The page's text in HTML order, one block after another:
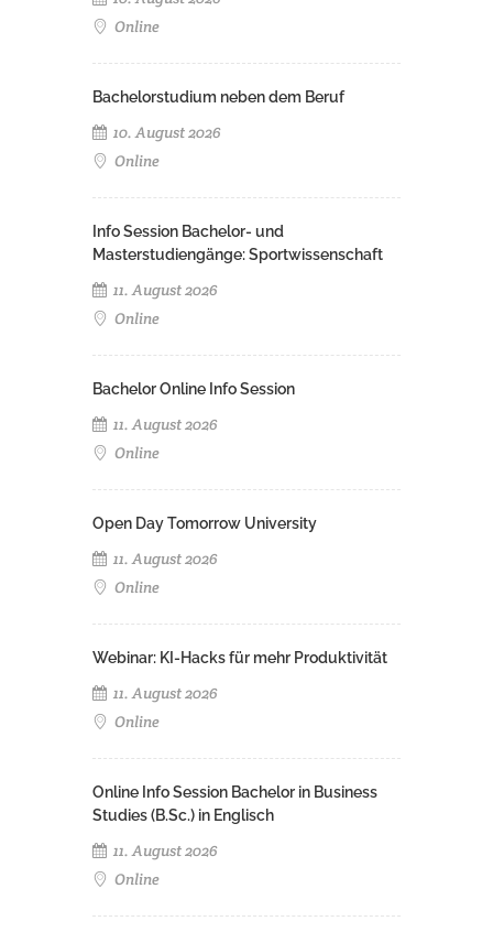
Online
Bachelorstudium neben dem Beruf
10. August 2026
Online
Info Session Bachelor- und
Masterstudiengänge: Sportwissenschaft
11. August 2026
Online
Bachelor Online Info Session
11. August 2026
Online
Open Day Tomorrow University
11. August 2026
Online
Webinar: KI-Hacks für mehr Produktivität
11. August 2026
Online
Online Info Session Bachelor in Business
Studies (B.Sc.) in Englisch
11. August 2026
Online